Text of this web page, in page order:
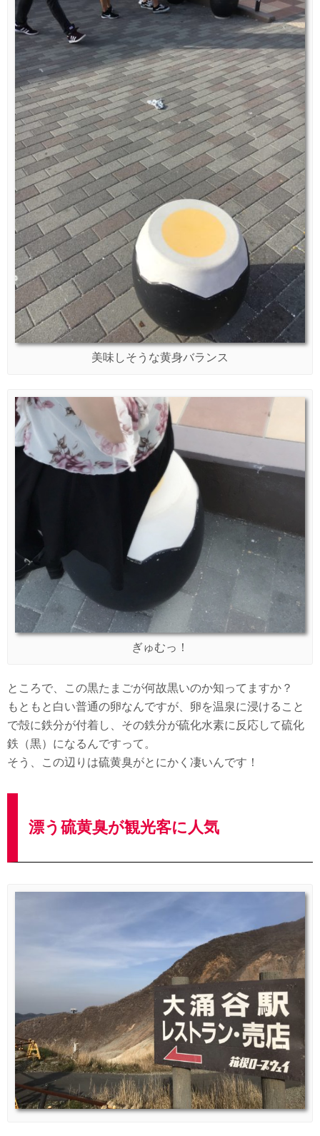
美味しそうな黄身バランス
ぎゅむっ！
ところで、この黒たまごが何故黒いのか知ってますか？
もともと白い普通の卵なんですが、卵を温泉に浸けること
で殻に鉄分が付着し、その鉄分が硫化水素に反応して硫化
鉄（黒）になるんですって。
そう、この辺りは硫黄臭がとにかく凄いんです！
漂う硫黄臭が観光客に人気